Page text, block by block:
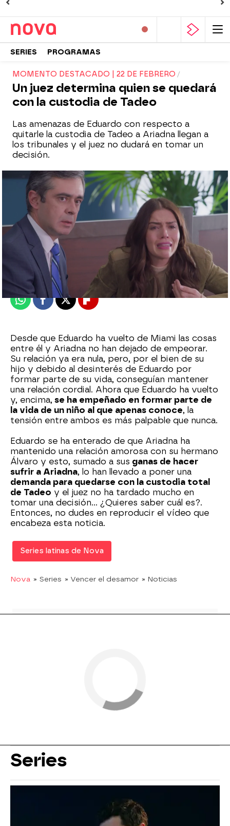
SERIES PROGRAMAS
MOMENTO DESTACADO | 22 DE FEBRERO
Un juez determina quien se quedará
con la custodia de Tadeo
Las amenazas de Eduardo con respecto a
quitarle la custodia de Tadeo a Ariadna llegan a
los tribunales y el juez no dudará en tomar un
decisión.
Nova
Madrid
Publicado: 22 de febrero de 2022, 19:05
WhatsappFacebook
X Flipboard
Desde que Eduardo ha vuelto de Miami las cosas
entre él y Ariadna no han dejado de empeorar.
Su relación ya era nula, pero, por el bien de su
hijo y debido al desinterés de Eduardo por
formar parte de su vida, conseguían mantener
una relación cordial. Ahora que Eduardo ha vuelto
y, encima, se ha empeñado en formar parte de
la vida de un niño al que apenas conoce, la
tensión entre ambos es más palpable que nunca.
Eduardo se ha enterado de que Ariadna ha
mantenido una relación amorosa con su hermano
Álvaro y esto, sumado a sus ganas de hacer
sufrir a Ariadna, lo han llevado a poner una
demanda para quedarse con la custodia total
de Tadeo y el juez no ha tardado mucho en
tomar una decisión... ¿Quieres saber cuál es?.
Entonces, no dudes en reproducir el vídeo que
encabeza esta noticia.
Series latinas de Nova
Nova » Series » Vencer el desamor » Noticias
Series